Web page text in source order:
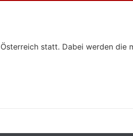
statt. Dabei werden die